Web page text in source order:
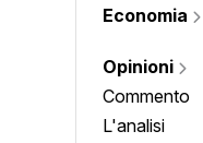
Economia
Opinioni
Commento
L'analisi